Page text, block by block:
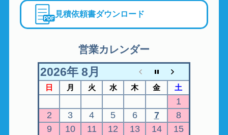
見積依頼書ダウンロード
営業カレンダー
2026年 8月
日 月 火 水 木 金 土
1
2
3 4 5 6 7
8
9
10 11 12 13 14
15